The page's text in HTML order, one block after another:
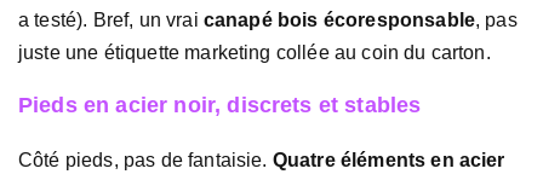
a testé). Bref, un vrai canapé bois écoresponsable, pas
juste une étiquette marketing collée au coin du carton.
Pieds en acier noir, discrets et stables
Côté pieds, pas de fantaisie. Quatre éléments en acier